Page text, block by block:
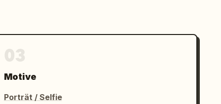
Motive
Porträt / Selfie